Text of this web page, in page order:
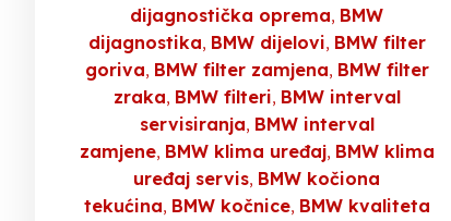
dijagnostička oprema BMW
dijagnostika BMW dijelovi BMW filter
goriva BMW filter zamjena BMW filter
zraka BMW filteri BMW interval
servisiranja BMW interval
zamjene BMW klima uređaj BMW klima
uređaj servis BMW kočiona
tekućina BMW kočnice BMW kvaliteta